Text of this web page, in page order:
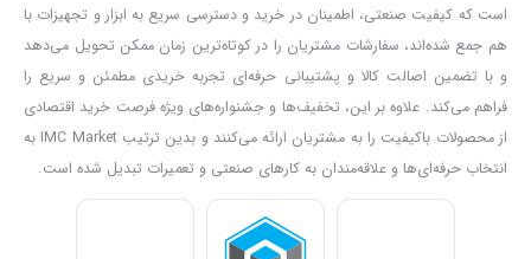
ایجاد انعطاف بیشتر و شکل‌دهی به موادی نظیر پلاستیک
از بین برد‌ن رنگ از روی فلزات، خم‌کاری لوله‌های پلاستیکی
است که کیفیت صنعتی، اطمینان در خرید و دسترسی سریع به ابزار و تجهیزات با
هم جمع شده‌اند، سفارشات مشتریان را در کوتاه‌ترین زمان ممکن تحویل می‌دهد
و با تضمین اصالت کالا و پشتیبانی حرفه‌ای تجربه خریدی مطمئن و سریع را
فراهم می‌کند. علاوه بر این، تخفیف‌ها و جشنواره‌های ویژه فرصت خرید اقتصادی
از محصولات باکیفیت را به مشتریان ارائه می‌کنند و بدین ترتیب IMC Market به
انتخاب حرفه‌ای‌ها و علاقه‌مندان به کارهای صنعتی و تعمیرات تبدیل شده است.